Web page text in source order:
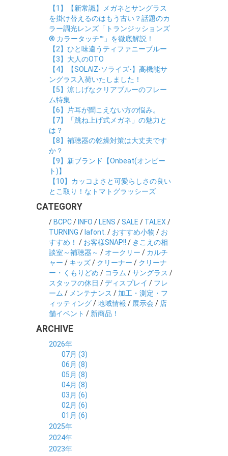
【1】【新常識】メガネとサングラス
を掛け替えるのはもう古い？話題のカ
ラー調光レンズ「トランジッションズ
® カラータッチ™」を徹底解説！
【2】ひと味違うティファニーブルー
【3】大人のOTO
【4】【SOLAIZ-ソライズ-】高機能サ
ングラス入荷いたしました！
【5】涼しげなクリアブルーのフレー
ム特集
【6】片耳が聞こえない方の悩み。
【7】「跳ね上げ式メガネ」の魅力と
は？
【8】補聴器の乾燥対策は大丈夫です
か？
【9】新ブランド【Onbeat(オンビー
ト)】
【10】カッコよさと可愛らしさの良い
とこ取り！なトマトグラッシーズ
CATEGORY
/ BCPC/ INFO / LENS /SALE / TALEX /
TURNING / lafont. / おすすめ小物 / お
すすめ！ / お客様SNAP!! / きこえの相
談室～補聴器～ / オークリー / カルチ
ャー / キッズ/ クリーナー / クリーナ
ー・くもりどめ / コラム /サングラス /
スタッフの休日 /ディスプレイ / フレ
ーム / メンテナンス / 加工・測定・フ
ィッティング/地域情報 / 展示会 / 店
舗イベント / 新商品！
ARCHIVE
2026年
07月 (3)
06月 (8)
05月 (8)
04月 (8)
03月 (6)
02月 (6)
01月 (6)
2025年
12月 (5)
11月 (3)
2024年
12月 (4)
2023年